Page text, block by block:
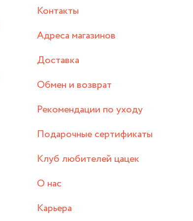
Контакты
Адреса магазинов
Доставка
Обмен и возврат
Рекомендации по уходу
Подарочные сертификаты
Клуб любителей цацек
О нас
Карьера